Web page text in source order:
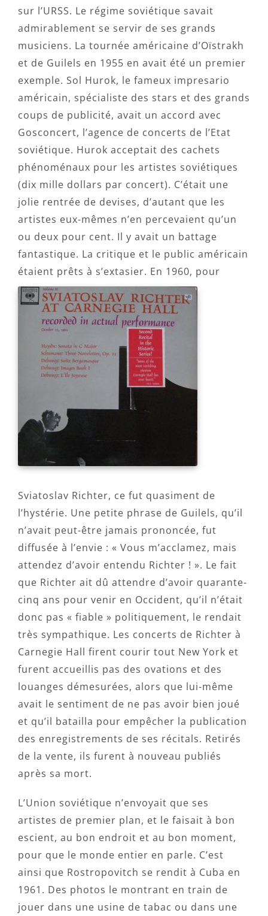
sur l’URSS. Le régime soviétique savait
admirablement se servir de ses grands
musiciens. La tournée américaine d’Oïstrakh
et de Guilels en 1955 en avait été un premier
exemple. Sol Hurok, le fameux impresario
américain, spécialiste des stars et des grands
coups de publicité, avait un accord avec
Gosconcert, l’agence de concerts de l’Etat
soviétique. Hurok acceptait des cachets
phénoménaux pour les artistes soviétiques
(dix mille dollars par concert). C’était une
jolie rentrée de devises, d’autant que les
artistes eux-mêmes n’en percevaient qu’un
ou deux pour cent. Il y avait un battage
fantastique. La critique et le public américain
étaient prêts à s’extasier. En 1960, pour
Sviatoslav Richter, ce fut quasiment de
l’hystérie. Une petite phrase de Guilels, qu’il
n’avait peut-être jamais prononcée, fut
diffusée à l’envie : « Vous m’acclamez, mais
attendez d’avoir entendu Richter ! ». Le fait
que Richter ait dû attendre d’avoir quarante-
cinq ans pour venir en Occident, qu’il n’était
donc pas « fiable » politiquement, le rendait
très sympathique. Les concerts de Richter à
Carnegie Hall firent courir tout New York et
furent accueillis pas des ovations et des
louanges démesurées, alors que lui-même
avait le sentiment de ne pas avoir bien joué
et qu’il batailla pour empêcher la publication
des enregistrements de ses récitals. Retirés
de la vente, ils furent à nouveau publiés
après sa mort.
L’Union soviétique n’envoyait que ses
artistes de premier plan, et le faisait à bon
escient, au bon endroit et au bon moment,
pour que le monde entier en parle. C’est
ainsi que Rostropovitch se rendit à Cuba en
1961. Des photos le montrant en train de
jouer dans une usine de tabac ou dans une